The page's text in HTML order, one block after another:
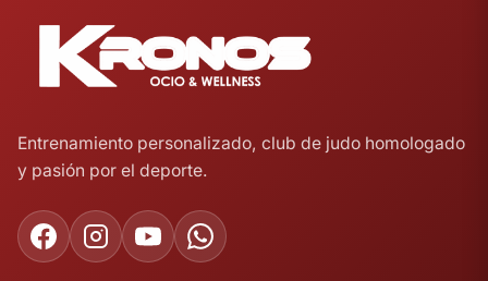
Entrenamiento personalizado, club de judo homologado
y pasión por el deporte.